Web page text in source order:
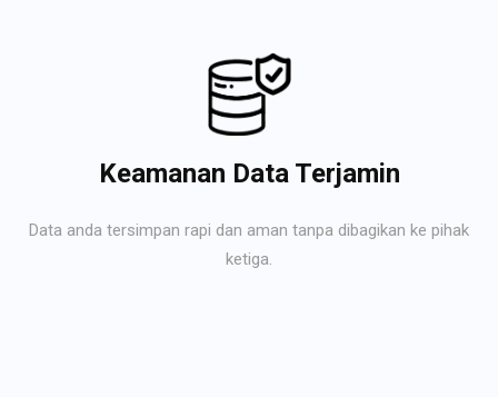
Keamanan Data Terjamin
Data anda tersimpan rapi dan aman tanpa dibagikan ke pihak
ketiga.